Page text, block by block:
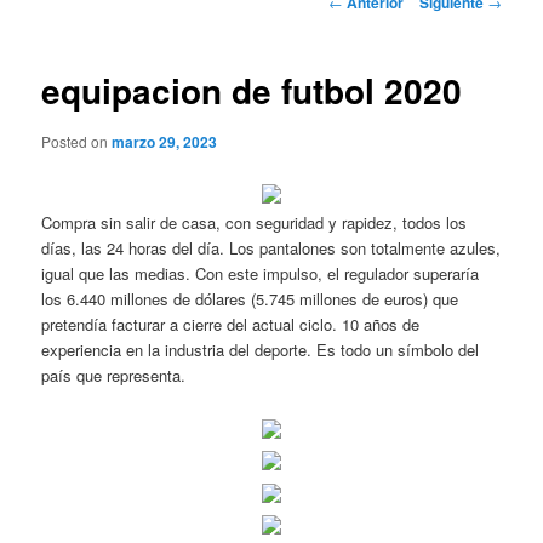
equipacion de futbol 2020
Posted onmarzo 29, 2023
Compra sin salir de casa, con seguridad y rapidez, todos los
días, las 24 horas del día. Los pantalones son totalmente azules,
igual que las medias. Con este impulso, el regulador superaría
los 6.440 millones de dólares (5.745 millones de euros) que
pretendía facturar a cierre del actual ciclo. 10 años de
experiencia en la industria del deporte. Es todo un símbolo del
país que representa.